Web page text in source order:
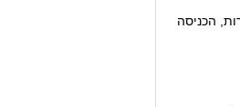
הכניסה